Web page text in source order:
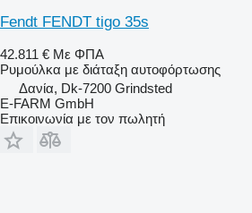
Fendt FENDT tigo 35s
42.811 € Με ΦΠΑ
Ρυμούλκα με διάταξη αυτοφόρτωσης
Δανία, Dk-7200 Grindsted
E-FARM GmbH
Επικοινωνία με τον πωλητή